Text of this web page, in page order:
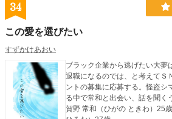
34
この愛を選びたい
すずかけあおい
ブラック企業から逃げたい大夢
退職になるのでは、と考えてＳ
ントの募集に応募する。怪盗シ
る中で常和と出会い、話を聞くうちに
賀野 常和（ひがの ときわ）25